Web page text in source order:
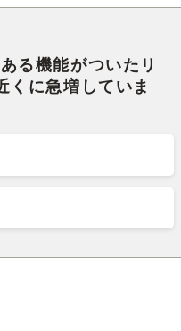
る機能がついたリ
くに急増していま